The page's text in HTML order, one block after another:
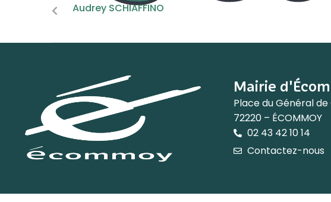
Audrey SCHIAFFINO
Mairie
Place du Général de
72220 – ÉCOMMOY
02 43 42 10 14
Contactez-nous